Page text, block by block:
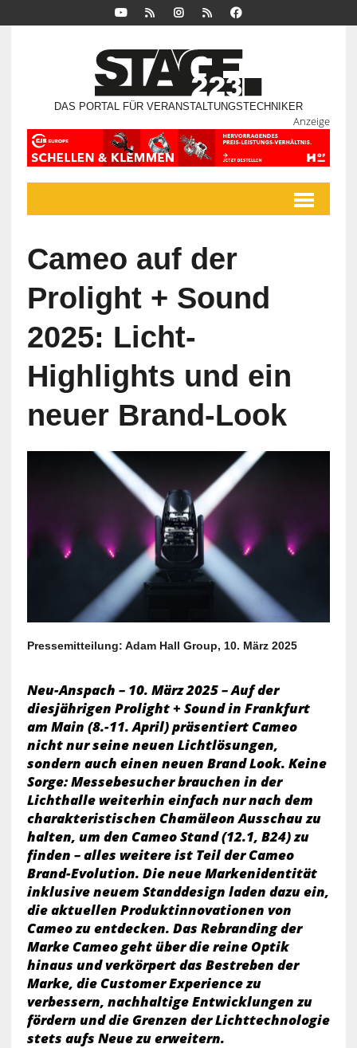
DAS PORTAL FÜR VERANSTALTUNGSTECHNIKER
Anzeige
Cameo auf der
Prolight + Sound
2025: Licht-
Highlights und ein
neuer Brand-Look
Pressemitteilung: Adam Hall Group, 10. März 2025
Neu-Anspach – 10. März 2025 – Auf der
diesjährigen Prolight + Sound in Frankfurt
am Main (8.-11. April) präsentiert Cameo
nicht nur seine neuen Lichtlösungen,
sondern auch einen neuen Brand Look. Keine
Sorge: Messebesucher brauchen in der
Lichthalle weiterhin einfach nur nach dem
charakteristischen Chamäleon Ausschau zu
halten, um den Cameo Stand (12.1, B24) zu
finden – alles weitere ist Teil der Cameo
Brand-Evolution. Die neue Markenidentität
inklusive neuem Standdesign laden dazu ein,
die aktuellen Produktinnovationen von
Cameo zu entdecken. Das Rebranding der
Marke Cameo geht über die reine Optik
hinaus und verkörpert das Bestreben der
Marke, die Customer Experience zu
verbessern, nachhaltige Entwicklungen zu
fördern und die Grenzen der Lichttechnologie
stets aufs Neue zu erweitern.